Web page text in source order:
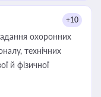
+10
охоронних
технічних
й фізичної